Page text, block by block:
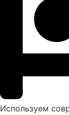
Используем